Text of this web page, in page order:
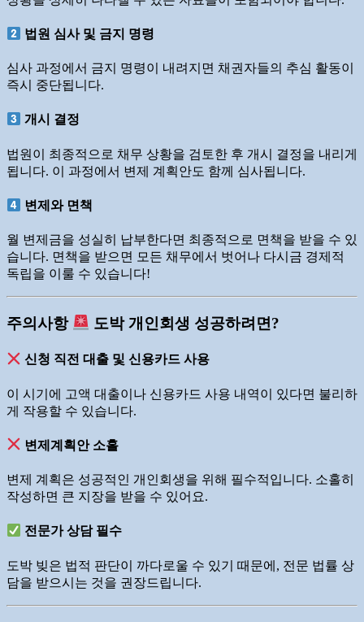
법원 심사 및 금지 명령
심사 과정에서 금지 명령이 내려지면 채권자들의 추심 활동이
즉시 중단됩니다.
개시 결정
법원이 최종적으로 채무 상황을 검토한 후 개시 결정을 내리게
됩니다. 이 과정에서 변제 계획안도 함께 심사됩니다.
변제와 면책
월 변제금을 성실히 납부한다면 최종적으로 면책을 받을 수 있
습니다. 면책을 받으면 모든 채무에서 벗어나 다시금 경제적
독립을 이룰 수 있습니다!
주의사항 도박 개인회생 성공하려면?
신청 직전 대출 및 신용카드 사용
이 시기에 고액 대출이나 신용카드 사용 내역이 있다면 불리하
게 작용할 수 있습니다.
변제계획안 소홀
변제 계획은 성공적인 개인회생을 위해 필수적입니다. 소홀히
작성하면 큰 지장을 받을 수 있어요.
전문가 상담 필수
도박 빚은 법적 판단이 까다로울 수 있기 때문에, 전문 법률 상
담을 받으시는 것을 권장드립니다.